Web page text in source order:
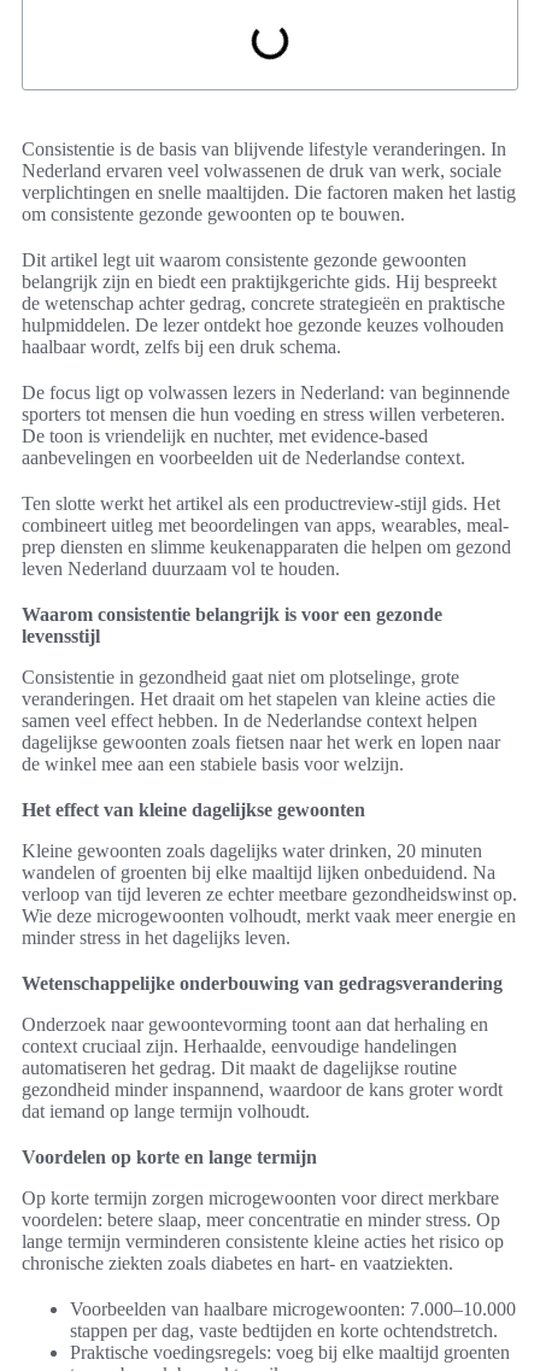
Consistentie is de basis van blijvende lifestyle veranderingen. In
Nederland ervaren veel volwassenen de druk van werk, sociale
verplichtingen en snelle maaltijden. Die factoren maken het lastig
om consistente gezonde gewoonten op te bouwen.
Dit artikel legt uit waarom consistente gezonde gewoonten
belangrijk zijn en biedt een praktijkgerichte gids. Hij bespreekt
de wetenschap achter gedrag, concrete strategieën en praktische
hulpmiddelen. De lezer ontdekt hoe gezonde keuzes volhouden
haalbaar wordt, zelfs bij een druk schema.
De focus ligt op volwassen lezers in Nederland: van beginnende
sporters tot mensen die hun voeding en stress willen verbeteren.
De toon is vriendelijk en nuchter, met evidence-based
aanbevelingen en voorbeelden uit de Nederlandse context.
Ten slotte werkt het artikel als een productreview-stijl gids. Het
combineert uitleg met beoordelingen van apps, wearables, meal-
prep diensten en slimme keukenapparaten die helpen om gezond
leven Nederland duurzaam vol te houden.
Waarom consistentie belangrijk is voor een gezonde
levensstijl
Consistentie in gezondheid gaat niet om plotselinge, grote
veranderingen. Het draait om het stapelen van kleine acties die
samen veel effect hebben. In de Nederlandse context helpen
dagelijkse gewoonten zoals fietsen naar het werk en lopen naar
de winkel mee aan een stabiele basis voor welzijn.
Het effect van kleine dagelijkse gewoonten
Kleine gewoonten zoals dagelijks water drinken, 20 minuten
wandelen of groenten bij elke maaltijd lijken onbeduidend. Na
verloop van tijd leveren ze echter meetbare gezondheidswinst op.
Wie deze microgewoonten volhoudt, merkt vaak meer energie en
minder stress in het dagelijks leven.
Wetenschappelijke onderbouwing van gedragsverandering
Onderzoek naar gewoontevorming toont aan dat herhaling en
context cruciaal zijn. Herhaalde, eenvoudige handelingen
automatiseren het gedrag. Dit maakt de dagelijkse routine
gezondheid minder inspannend, waardoor de kans groter wordt
dat iemand op lange termijn volhoudt.
Voordelen op korte en lange termijn
Op korte termijn zorgen microgewoonten voor direct merkbare
voordelen: betere slaap, meer concentratie en minder stress. Op
lange termijn verminderen consistente kleine acties het risico op
chronische ziekten zoals diabetes en hart- en vaatziekten.
Voorbeelden van haalbare microgewoonten: 7.000–10.000
stappen per dag, vaste bedtijden en korte ochtendstretch.
Praktische voedingsregels: voeg bij elke maaltijd groenten